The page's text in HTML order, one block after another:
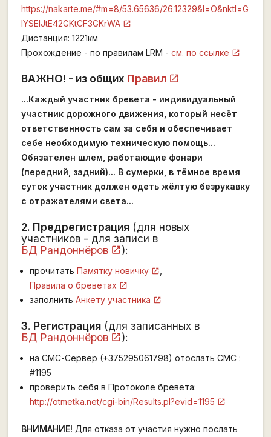
https://nakarte.me/#m=8/53.65636/26.12329&l=O&nktl=G
lYSElJtE42GKtCF3GKrWA
Дистанция: 1221км
Прохождение - по правилам LRM - см. по ссылке
ВАЖНО! - из общих Правил
...Каждый участник бревета - индивидуальный
участник дорожного движения, который несёт
ответственность сам за себя и обеспечивает
себе необходимую техническую помощь...
Обязателен шлем, работающие фонари
(передний, задний)... В сумерки, в тёмное время
суток участник должен одеть жёлтую безрукавку
с отражателями света...
2. Предрегистрация (для новых
участников - для записи в
БД Рандоннёров
):
прочитать Памятку новичку
Правила о бреветах
заполнить Анкету участника
3. Регистрация (для записанных в
БД Рандоннёров
):
на СМС-Сервер (+375295061798) отослать СМС :
#1195
проверить себя в Протоколе бревета:
http://otmetka.net/cgi-bin/Results.pl?evid=1195
ВНИМАНИЕ! Для отказа от участия нужно послать